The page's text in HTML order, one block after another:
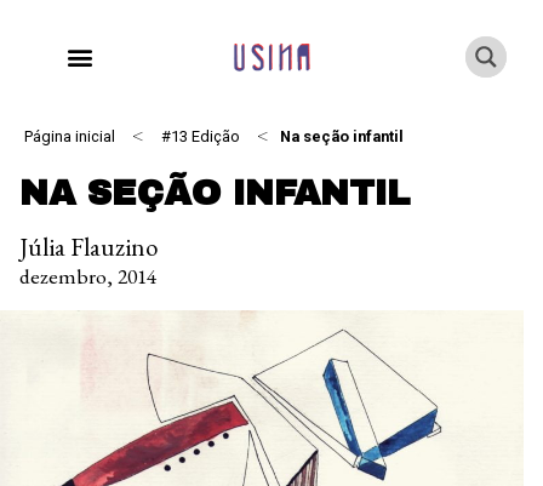
Página inicial < #13 Edição < Na seção infantil
NA SEÇÃO INFANTIL
Júlia Flauzino
dezembro, 2014